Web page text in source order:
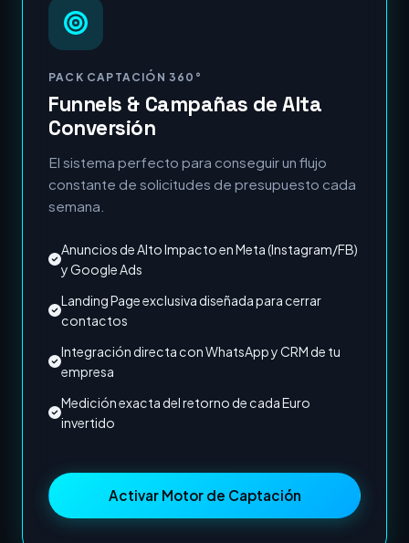
PACK CAPTACIÓN 360°
Funnels & Campañas de Alta
Conversión
El sistema perfecto para conseguir un flujo
constante de solicitudes de presupuesto cada
semana.
Anuncios de Alto Impacto en Meta (Instagram/FB)
y Google Ads
Landing Page exclusiva diseñada para cerrar
contactos
Integración directa con WhatsApp y CRM de tu
empresa
Medición exacta del retorno de cada Euro
invertido
Activar Motor de Captación